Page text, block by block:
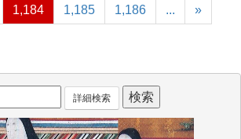
1,184 1,185 1,186 ... »
詳細検索